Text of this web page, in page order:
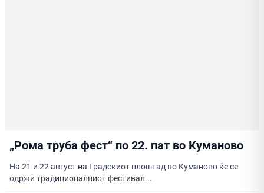
„Рома труба фест“ по 22. пат во Куманово
На 21 и 22 август на Градскиот плоштад во Куманово ќе се
одржи традиционалниот фестивал...